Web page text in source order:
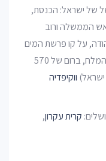
של ישראל: הכנסת,
הממשלה ורוב
על קו פרשת המים
הארצי של ארץ ישראל, בין הים התיכון וים המלח, ברום של 570
ווקיפדיה
קרית עקרון,